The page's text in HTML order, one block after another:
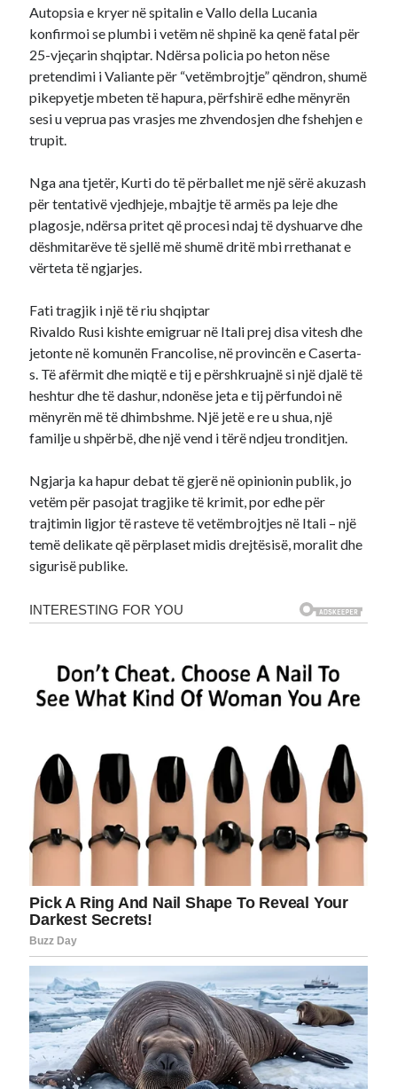
Autopsia e kryer në spitalin e Vallo della Lucania
konfirmoi se plumbi i vetëm në shpinë ka qenë fatal për
25-vjeçarin shqiptar. Ndërsa policia po heton nëse
pretendimi i Valiante për “vetëmbrojtje” qëndron, shumë
pikepyetje mbeten të hapura, përfshirë edhe mënyrën
sesi u veprua pas vrasjes me zhvendosjen dhe fshehjen e
trupit.
Nga ana tjetër, Kurti do të përballet me një sërë akuzash
për tentativë vjedhjeje, mbajtje të armës pa leje dhe
plagosje, ndërsa pritet që procesi ndaj të dyshuarve dhe
dëshmitarëve të sjellë më shumë dritë mbi rrethanat e
vërteta të ngjarjes.
Fati tragjik i një të riu shqiptar
Rivaldo Rusi kishte emigruar në Itali prej disa vitesh dhe
jetonte në komunën Francolise, në provincën e Caserta-
s. Të afërmit dhe miqtë e tij e përshkruajnë si një djalë të
heshtur dhe të dashur, ndonëse jeta e tij përfundoi në
mënyrën më të dhimbshme. Një jetë e re u shua, një
familje u shpërbë, dhe një vend i tërë ndjeu tronditjen.
Ngjarja ka hapur debat të gjerë në opinionin publik, jo
vetëm për pasojat tragjike të krimit, por edhe për
trajtimin ligjor të rasteve të vetëmbrojtjes në Itali – një
temë delikate që përplaset midis drejtësisë, moralit dhe
sigurisë publike.